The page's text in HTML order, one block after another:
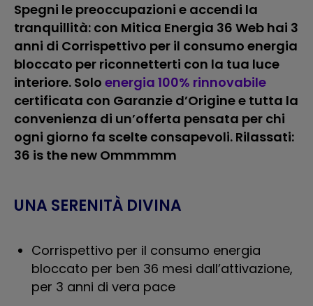
Spegni le preoccupazioni e accendi la
tranquillità: con Mitica Energia 36 Web hai 3
anni di Corrispettivo per il consumo energia
bloccato per riconnetterti con la tua luce
interiore. Solo energia 100% rinnovabile
certificata con Garanzie d’Origine e tutta la
convenienza di un’offerta pensata per chi
ogni giorno fa scelte consapevoli. Rilassati:
36 is the new Ommmmm
UNA SERENITÀ DIVINA
Corrispettivo per il consumo energia
bloccato per ben 36 mesi dall’attivazione,
per 3 anni di vera pace